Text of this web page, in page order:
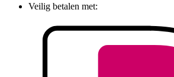
Veilig betalen met: